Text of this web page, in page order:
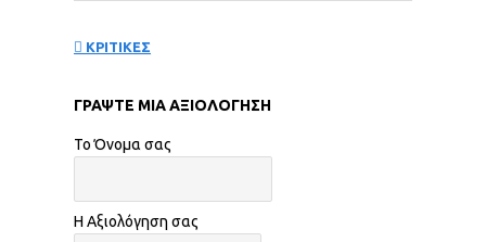
ΚΡΙΤΙΚΕΣ
ΓΡΆΨΤΕ ΜΙΑ ΑΞΙΟΛΌΓΗΣΗ
Το Όνομα σας
Η Αξιολόγηση σας